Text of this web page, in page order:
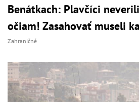
Benátkach: Plavčíci
očiam! Zasahovať museli
Zahraničné